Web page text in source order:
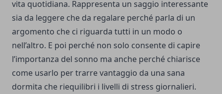
vita quotidiana. Rappresenta un saggio interessante
sia da leggere che da regalare perché parla di un
argomento che ci riguarda tutti in un modo o
nell’altro. E poi perché non solo consente di capire
l’importanza del sonno ma anche perché chiarisce
come usarlo per trarre vantaggio da una sana
dormita che riequilibri i livelli di stress giornalieri.